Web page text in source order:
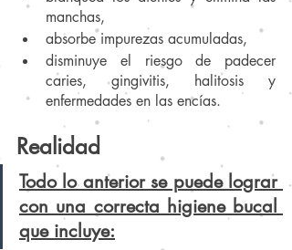
manchas,
absorbe impurezas acumuladas,
disminuye el riesgo de padecer
caries, gingivitis, halitosis y
enfermedades en las encías.
Realidad
Todo lo anterior se puede lograr
con una correcta higiene bucal
que incluye: